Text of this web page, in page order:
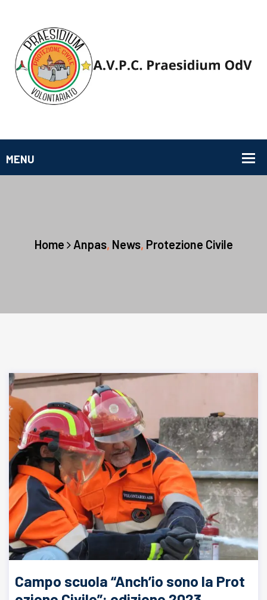
Home Anpas, News, Protezione Civile
Campo scuola “Anch’io sono la Prot